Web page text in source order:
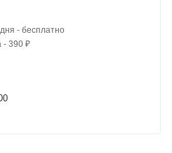
- бесплатно
- 390 ₽